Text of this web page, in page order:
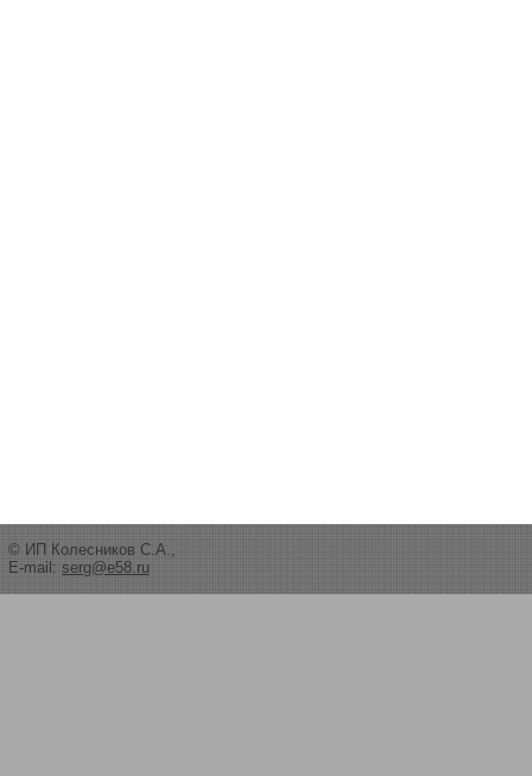
© ИП Колесников С.А.,
E-mail: serg@e58.ru